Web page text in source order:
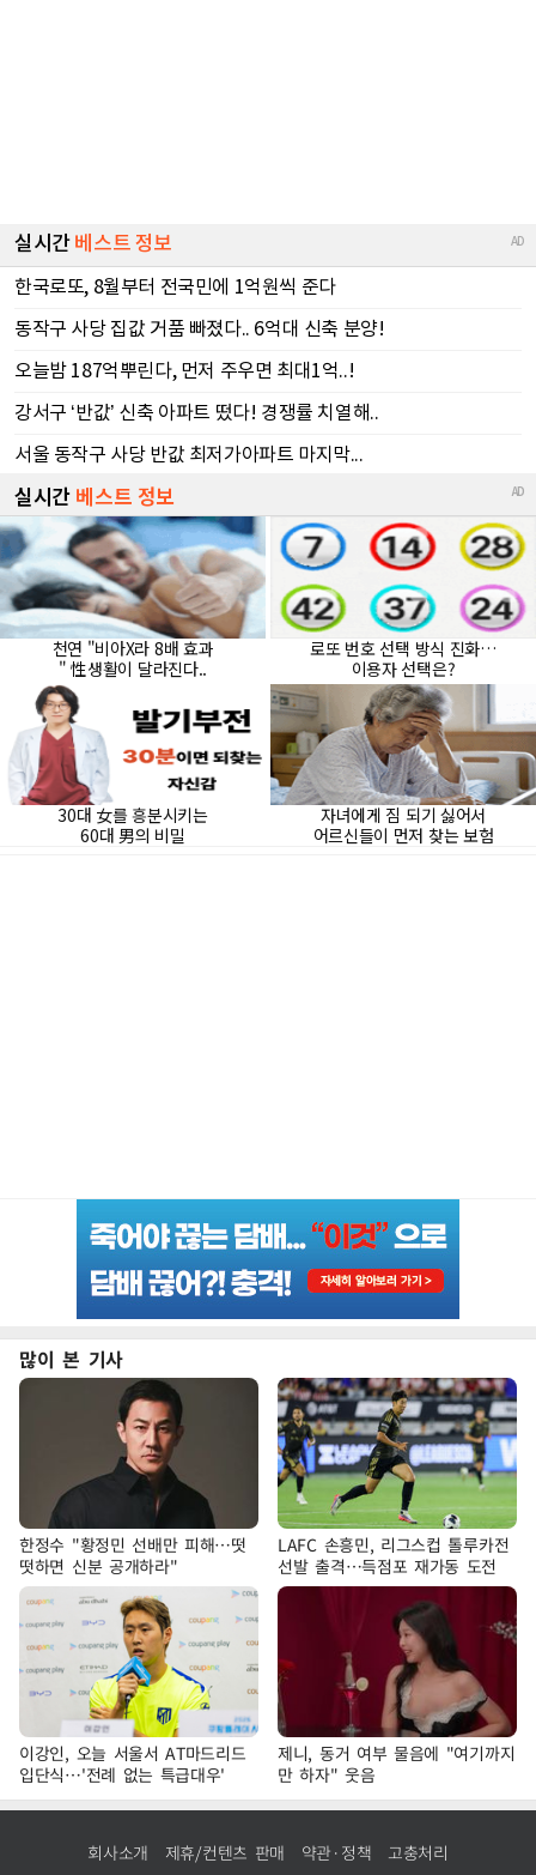
많이 본 기사
한정수 "황정민 선배만 피해…떳
떳하면 신분 공개하라"
LAFC 손흥민, 리그스컵 톨루카전
선발 출격…득점포 재가동 도전
이강인, 오늘 서울서 AT마드리드
입단식…'전례 없는 특급대우'
제니, 동거 여부 물음에 "여기까지
만 하자" 웃음
회사소개 제휴/컨텐츠 판매 약관·정책 고충처리